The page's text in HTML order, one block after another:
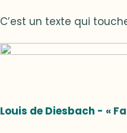
C’est un texte qui
Louis de Diesbach - «